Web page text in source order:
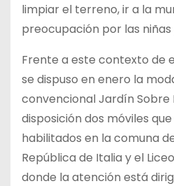
limpiar el terreno, ir a la
preocupación por las niñas
Frente a este contexto de
se dispuso en enero la
convencional Jardín Sobre
disposición dos móviles
habilitados en la comuna
República de Italia y el
donde la atención está